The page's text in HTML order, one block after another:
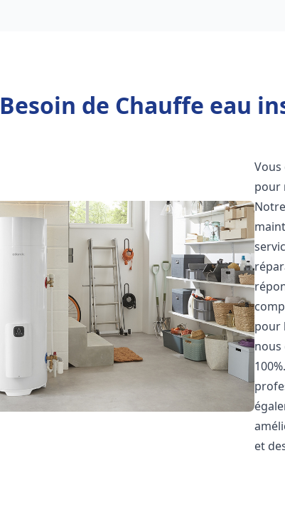
Besoin de Chauffe eau
Vous
pour
pour
nous
et